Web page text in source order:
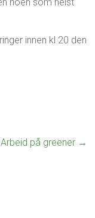
innen kl 20 den
Arbeid på greener →